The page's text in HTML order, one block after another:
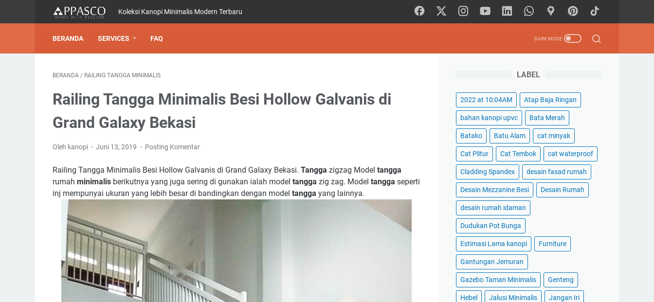
Koleksi Kanopi Minimalis Modern Terbaru
BERANDA SERVICES FAQ
BERANDA / RAILING TANGGA MINIMALIS
Railing Tangga Minimalis Besi Hollow Galvanis di
Grand Galaxy Bekasi
Oleh kanopi Juni 13, 2019 Posting Komentar
Railing Tangga Minimalis Besi Hollow Galvanis di Grand Galaxy Bekasi. Tangga zigzag Model tangga
rumah minimalis berikutnya yang juga sering di gunakan ialah model tangga zig zag. Model tangga seperti
inj mempunyai ukuran yang lebih besar di bandingkan dengan model tangga yang lainnya.
LABEL
2022 at 10:04AM Atap Baja Ringan
bahan kanopi upvc Bata Merah
Batako Batu Alam cat minyak
Cat Plitur Cat Tembok cat waterproof
Cladding Spandex desain fasad rumah
Desain Mezzanine Besi Desain Rumah
desain rumah idaman
Dudukan Pot Bunga
Estimasi Lama kanopi Furniture
Gantungan Jemuran
Gazebo Taman Minimalis Genteng
Hebel Jalusi Minimalis Jangan Iri